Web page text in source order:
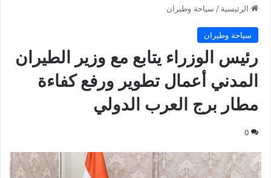
الرئيسية / سياحة وطيران
سياحة وطيران
رئيس الوزراء يتابع مع وزير الطيران
المدني أعمال تطوير ورفع كفاءة
مطار برج العرب الدولي
0